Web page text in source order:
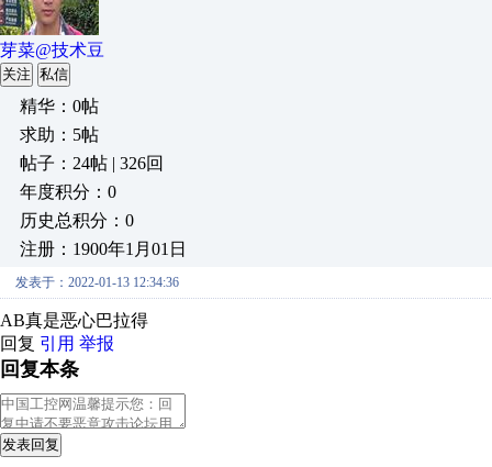
芽菜@技术豆
关注 私信
精华：0帖
求助：5帖
帖子：24帖 | 326回
年度积分：0
历史总积分：0
注册：1900年1月01日
发表于：2022-01-13 12:34:36
AB真是恶心巴拉得
回复 引用 举报
回复本条
发表回复